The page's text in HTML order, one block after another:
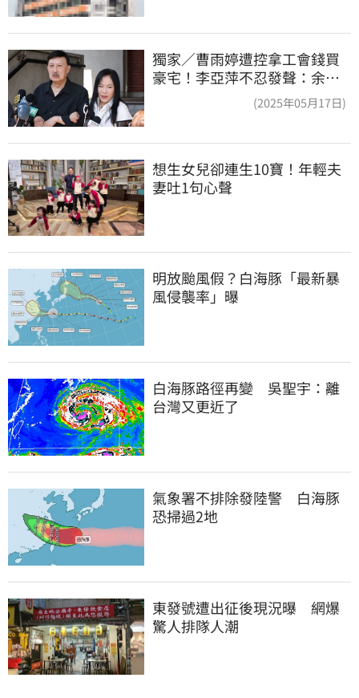
獨家／曹雨婷遭控拿工會錢買
豪宅！李亞萍不忍發聲：余天
(2025年05月17日)
想生女兒卻連生10寶！年輕夫
妻吐1句心聲
明放颱風假？白海豚「最新暴
風侵襲率」曝
白海豚路徑再變　吳聖宇：離
台灣又更近了
氣象署不排除發陸警　白海豚
恐掃過2地
東發號遭出征後現況曝　網爆
驚人排隊人潮